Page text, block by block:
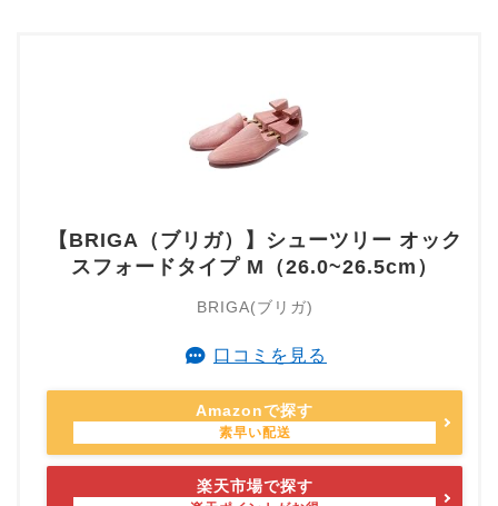
【BRIGA（ブリガ）】シューツリー オック
スフォードタイプ M（26.0~26.5cm）
BRIGA(ブリガ)
口コミを見る
Amazonで探す
楽天市場で探す